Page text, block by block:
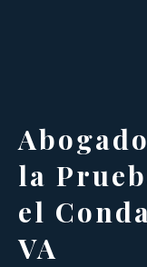
la
el
VA